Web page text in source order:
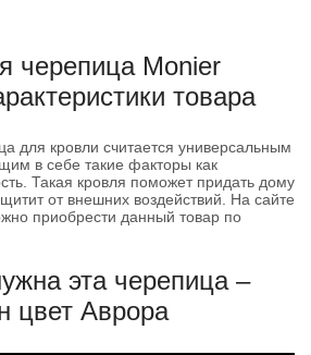
черепица Monier
товара
для кровли считается универсальным
в себе такие факторы как
Такая кровля поможет придать дому
от внешних воздействий. На сайте
приобрести данный товар по
эта черепица –
цвет Аврора